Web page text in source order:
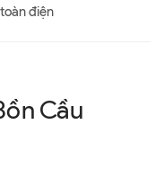
điện
Cầu